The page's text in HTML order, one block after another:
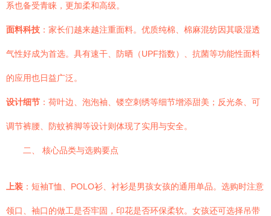
系也备受青睐，更加柔和高级。
面料科技 ：家长们越来越注重面料。优质纯棉、棉麻混纺因其吸湿透
气性好成为首选。具有速干、防晒（UPF指数）、抗菌等功能性面料
的应用也日益广泛。
设计细节 ：荷叶边、泡泡袖、镂空刺绣等细节增添甜美；反光条、可
调节裤腰、防蚊裤脚等设计则体现了实用与安全。
二、 核心品类与选购要点
上装 ：短袖T恤、POLO衫、衬衫是男孩女孩的通用单品。选购时注意
领口、袖口的做工是否牢固，印花是否环保柔软。女孩还可选择吊带